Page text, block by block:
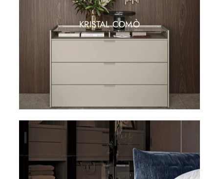
KRISTAL COMÒ